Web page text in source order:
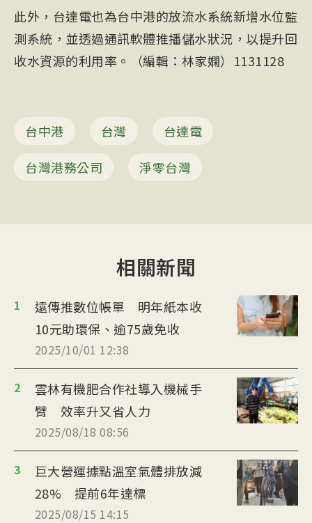
此外，台達電也為台中港的放流水系統新增水位監
測系統，並透過通訊軟體推播儲水狀況，以提升回
收水資源的利用率。（編輯：林家嫻）1131128
台中港 台灣
台達電
台灣港務公司
淨零台灣
相關新聞
1
遠傳推數位帳單 明年紙本收
10元助環保、逾75歲免收
2025/10/01 12:38
2
雲林有機肥合作社導入機械手
臂 效率升又省人力
2025/08/18 08:56
3
巨大營運據點溫室氣體排放減
28% 提前6年達標
2025/08/15 14:15